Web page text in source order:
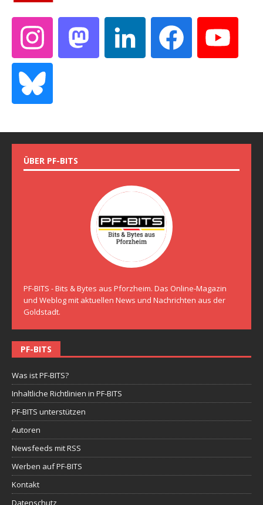
ÜBER PF-BITS
PF-BITS - Bits & Bytes aus Pforzheim. Das Online-Magazin
und Weblog mit aktuellen News und Nachrichten aus der
Goldstadt.
PF-BITS
Was ist PF-BITS?
Inhaltliche Richtlinien in PF-BITS
PF-BITS unterstützen
Autoren
Newsfeeds mit RSS
Werben auf PF-BITS
Kontakt
Datenschutz